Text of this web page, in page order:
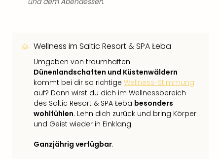
Wellness im Saltic Resort & SPA Łeba
Umgeben von traumhaften
Dünenlandschaften und Küstenwäldern
kommt bei dir so richtige Wellness-Stimmung
auf? Dann wirst du dich im Wellnessbereich
des Saltic Resort & SPA Łeba besonders
wohlfühlen. Lehn dich zurück und bring Körper
und Geist wieder in Einklang.
Ganzjährig verfügbar: